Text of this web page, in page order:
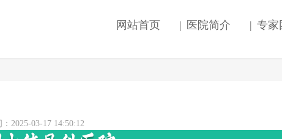
网站首页 | 医院简介 | 专家
2025-03-17 14:50:12